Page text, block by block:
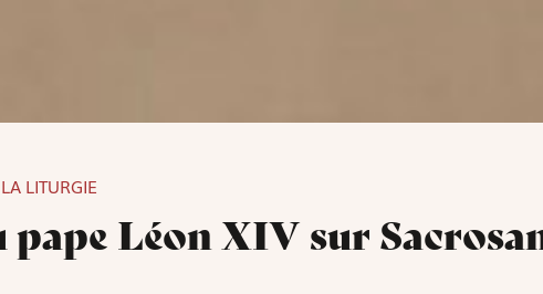
LITURGIE
pape Léon XIV sur